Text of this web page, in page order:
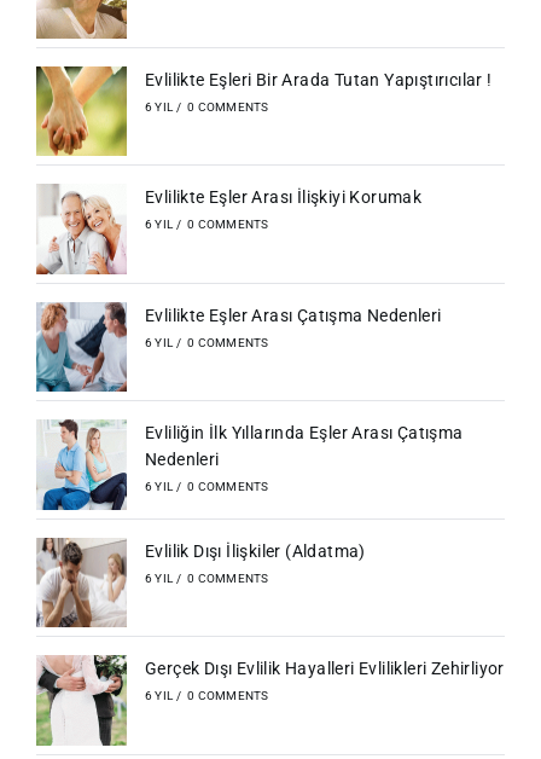
Evlilikte Eşleri Bir Arada Tutan Yapıştırıcılar !
6 YIL / 0 COMMENTS
Evlilikte Eşler Arası İlişkiyi Korumak
6 YIL / 0 COMMENTS
Evlilikte Eşler Arası Çatışma Nedenleri
6 YIL / 0 COMMENTS
Evliliğin İlk Yıllarında Eşler Arası Çatışma
Nedenleri
6 YIL / 0 COMMENTS
Evlilik Dışı İlişkiler (Aldatma)
6 YIL / 0 COMMENTS
Gerçek Dışı Evlilik Hayalleri Evlilikleri Zehirliyor
6 YIL / 0 COMMENTS